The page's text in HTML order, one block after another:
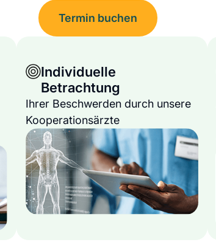
Termin buchen
Individuelle
Betrachtung
Ihrer Beschwerden durch unsere
Kooperationsärzte